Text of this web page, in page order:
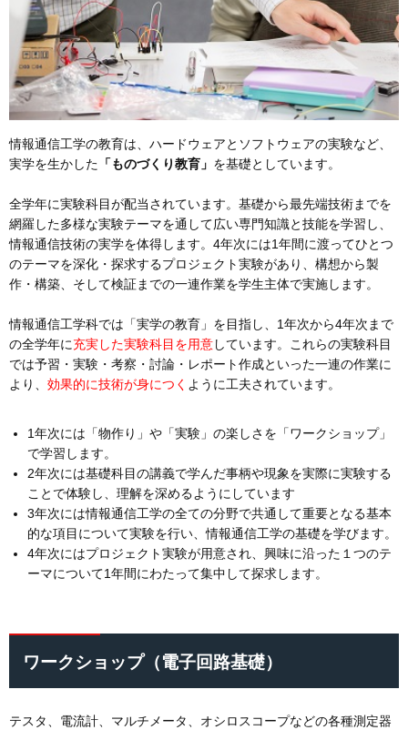
情報通信工学の教育は、ハードウェアとソフトウェアの実験など、
実学を生かした 「ものづくり教育」 を基礎としています。
全学年に実験科目が配当されています。基礎から最先端技術までを
網羅した多様な実験テーマを通して広い専門知識と技能を学習し、
情報通信技術の実学を体得します。4年次には1年間に渡ってひとつ
のテーマを深化・探求するプロジェクト実験があり、構想から製
作・構築、そして検証までの一連作業を学生主体で実施します。
情報通信工学科では「実学の教育」を目指し、1年次から4年次まで
の全学年に充実した実験科目を用意しています。これらの実験科目
では予習・実験・考察・討論・レポート作成といった一連の作業に
より、 効果的に技術が身につく ように工夫されています。
1年次には「物作り」や「実験」の楽しさを「ワークショップ」
で学習します。
2年次には基礎科目の講義で学んだ事柄や現象を実際に実験する
ことで体験し、理解を深めるようにしています
3年次には情報通信工学の全ての分野で共通して重要となる基本
的な項目について実験を行い、情報通信工学の基礎を学びます。
4年次にはプロジェクト実験が用意され、興味に沿った１つのテ
ーマについて1年間にわたって集中して探求します。
ワークショップ（電子回路基礎）
テスタ、電流計、マルチメータ、オシロスコープなどの各種測定器